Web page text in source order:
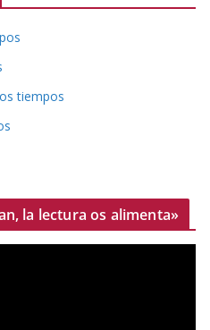
tiempos
la lectura os alimenta»